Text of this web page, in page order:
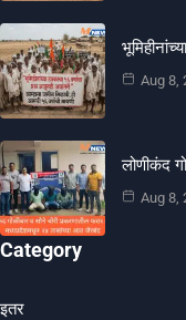
Aug 8,
लोणीकंद
Aug 8,
Category
इतर